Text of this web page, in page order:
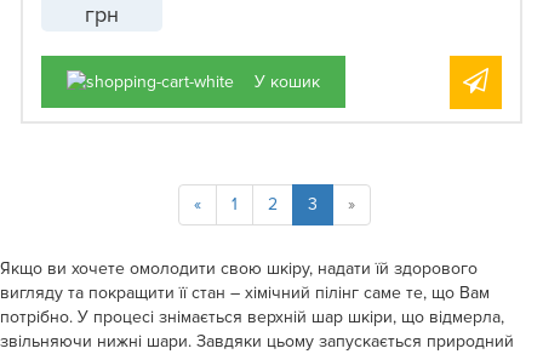
грн
У кошик
« 1 2 3 »
Якщо ви хочете омолодити свою шкіру, надати їй здорового
вигляду та покращити її стан – хімічний пілінг саме те, що Вам
потрібно. У процесі знімається верхній шар шкіри, що відмерла,
звільняючи нижні шари. Завдяки цьому запускається природний